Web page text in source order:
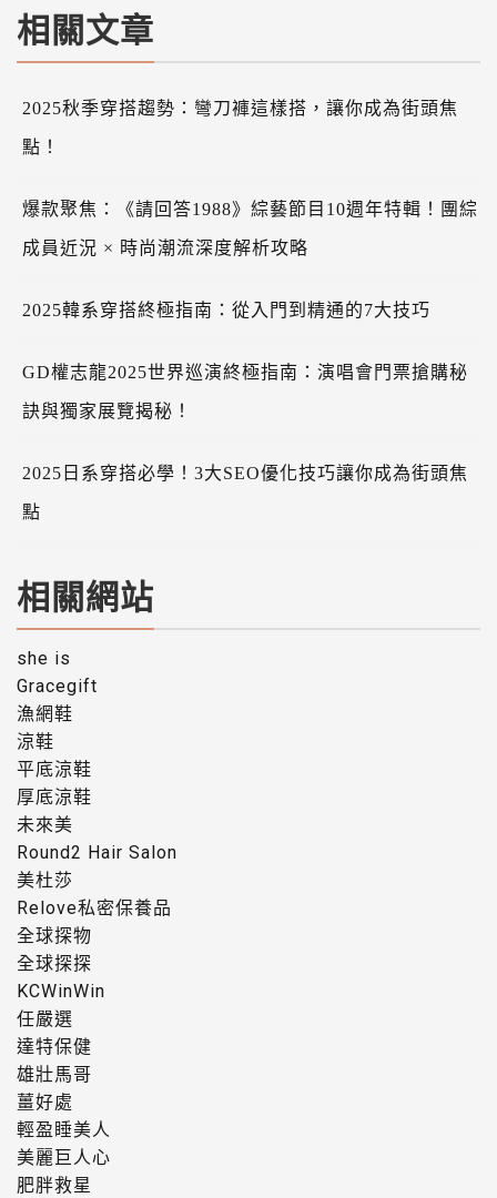
相關文章
2025秋季穿搭趨勢：彎刀褲這樣搭，讓你成為街頭焦
點！
爆款聚焦：《請回答1988》綜藝節目10週年特輯！團綜
成員近況 × 時尚潮流深度解析攻略
2025韓系穿搭終極指南：從入門到精通的7大技巧
GD權志龍2025世界巡演終極指南：演唱會門票搶購秘
訣與獨家展覽揭秘！
2025日系穿搭必學！3大SEO優化技巧讓你成為街頭焦
點
相關網站
she is
Gracegift
漁網鞋
涼鞋
平底涼鞋
厚底涼鞋
未來美
Round2 Hair Salon
美杜莎
Relove私密保養品
全球探物
全球探探
KCWinWin
任嚴選
達特保健
雄壯馬哥
薑好處
輕盈睡美人
美麗巨人心
肥胖救星